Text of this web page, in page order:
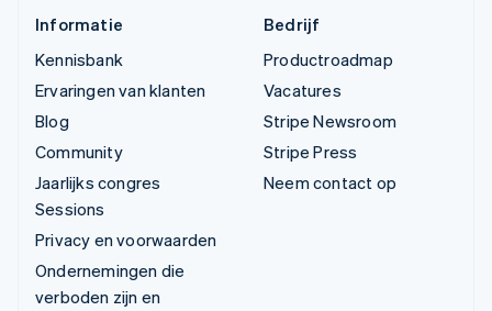
Informatie
Kennisbank
Ervaringen van klanten
Blog
Community
Jaarlijks congres
Sessions
Privacy en voorwaarden
Ondernemingen die
verboden zijn en
Bedrijf
Productroadmap
Vacatures
Stripe Newsroom
Stripe Press
Neem contact op